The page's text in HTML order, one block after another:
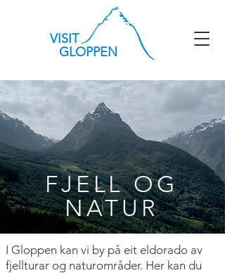
VISIT
GLOPPEN
FJELL OG
NATUR
I Gloppen kan vi by på eit eldorado av
fjellturar og naturområder. Her kan du